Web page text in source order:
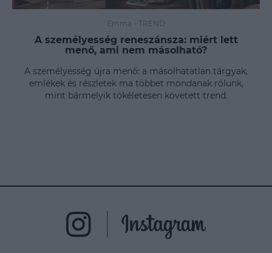
Emma - TREND
A személyesség reneszánsza: miért lett
menő, ami nem másolható?
A személyesség újra menő: a másolhatatlan tárgyak,
emlékek és részletek ma többet mondanak rólunk,
mint bármelyik tökéletesen követett trend.